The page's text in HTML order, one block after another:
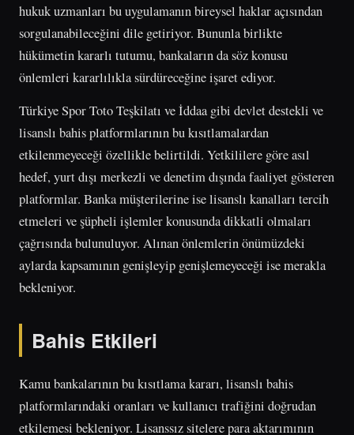
hukuk uzmanları bu uygulamanın bireysel haklar açısından
sorgulanabileceğini dile getiriyor. Bununla birlikte
hükümetin kararlı tutumu, bankaların da söz konusu
önlemleri kararlılıkla sürdüreceğine işaret ediyor.
Türkiye Spor Toto Teşkilatı ve İddaa gibi devlet destekli ve
lisanslı bahis platformlarının bu kısıtlamalardan
etkilenmeyeceği özellikle belirtildi. Yetkililere göre asıl
hedef, yurt dışı merkezli ve denetim dışında faaliyet gösteren
platformlar. Banka müşterilerine ise lisanslı kanalları tercih
etmeleri ve şüpheli işlemler konusunda dikkatli olmaları
çağrısında bulunuluyor. Alınan önlemlerin önümüzdeki
aylarda kapsamının genişleyip genişlemeyeceği ise merakla
bekleniyor.
Bahis Etkileri
Kamu bankalarının bu kısıtlama kararı, lisanslı bahis
platformlarındaki oranları ve kullanıcı trafiğini doğrudan
etkilemesi bekleniyor. Lisanssız sitelere para aktarımının